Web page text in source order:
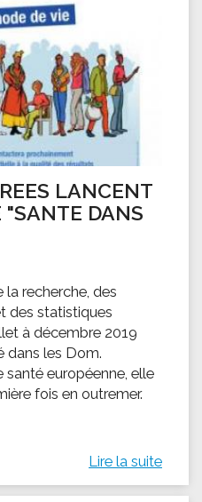
LANCENT
"SANTE DANS
la recherche, des
des statistiques
à décembre 2019
dans les Dom.
santé européenne, elle
fois en outremer.
Lire la suite